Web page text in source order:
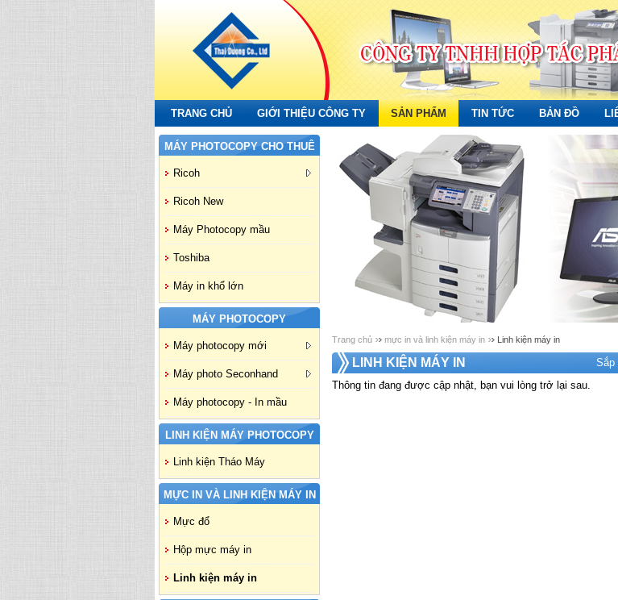
TRANG CHỦ GIỚI THIỆU CÔNG TY SẢN PHẨM TIN TỨC BẢN ĐỒ
MÁY PHOTOCOPY CHO THUÊ
Ricoh
Ricoh New
Máy Photocopy mầu
Toshiba
Máy in khổ lớn
MÁY PHOTOCOPY
Máy photocopy mới
Máy photo Seconhand
Máy photocopy - In mầu
LINH KIỆN MÁY PHOTOCOPY
Linh kiện Tháo Máy
MỰC IN VÀ LINH KIỆN MÁY IN
Mực đổ
Hộp mực máy in
Linh kiện máy in
Trang chủ mực in và linh kiện máy in Linh kiện máy in
LINH KIỆN MÁY IN Sắp
Thông tin đang được cập nhật, bạn vui lòng trở lại sau.